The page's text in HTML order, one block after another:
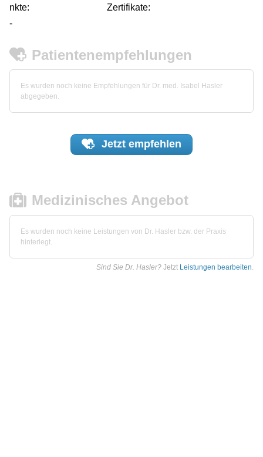
nkte:
Zertifikate:
-
Patientenempfehlungen
Es wurden noch keine Empfehlungen für Dr. med. Isabel Hasler
abgegeben.
Jetzt empfehlen
Medizinisches Angebot
Es wurden noch keine Leistungen von Dr. Hasler bzw. der Praxis
hinterlegt.
Sind Sie Dr. Hasler? Jetzt Leistungen bearbeiten.